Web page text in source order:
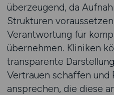
überzeugend, da
Strukturen
Verantwortung für
übernehmen. Kliniken
transparente
Vertrauen schaffen und
ansprechen, die diese